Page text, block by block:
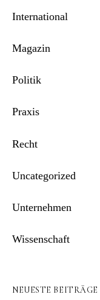
International
Magazin
Politik
Praxis
Recht
Uncategorized
Unternehmen
Wissenschaft
NEUESTE BEITRÄGE